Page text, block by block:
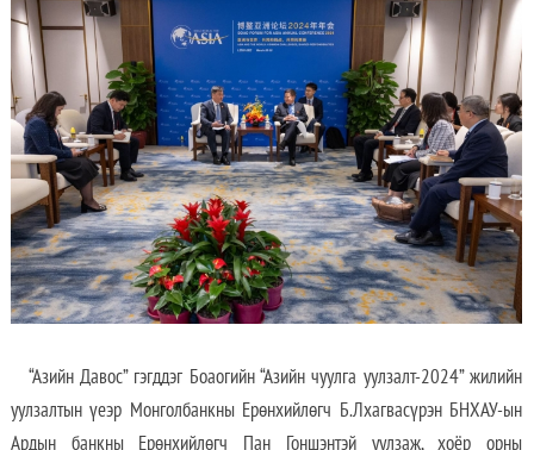
“Азийн Давос” гэгддэг Боаогийн “Азийн чуулга уулзалт-2024” жилийн
уулзалтын үеэр Монголбанкны Ерөнхийлөгч Б.Лхагвасүрэн БНХАУ-ын
Ардын банкны Ерөнхийлөгч Пан Гоншэнтэй уулзаж, хоёр орны